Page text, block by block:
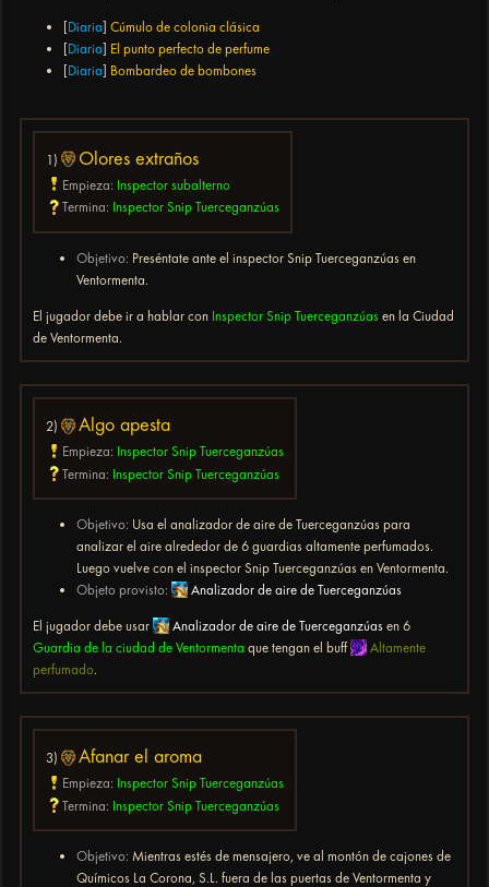
[Diaria] Cúmulo de colonia clásica
[Diaria] El punto perfecto de perfume
[Diaria] Bombardeo de bombones
1) Olores extraños
Empieza: Inspector subalterno
Termina: Inspector Snip Tuerceganzúas
Objetivo: Preséntate ante el inspector Snip Tuerceganzúas en
Ventormenta.
El jugador debe ir a hablar con Inspector Snip Tuerceganzúas en la Ciudad
de Ventormenta.
2) Algo apesta
Empieza: Inspector Snip Tuerceganzúas
Termina: Inspector Snip Tuerceganzúas
Objetivo: Usa el analizador de aire de Tuerceganzúas para
analizar el aire alrededor de 6 guardias altamente perfumados.
Luego vuelve con el inspector Snip Tuerceganzúas en Ventormenta.
Objeto provisto:
Analizador de aire de Tuerceganzúas
El jugador debe usar Analizador de aire de Tuerceganzúas en 6
Guardia de la ciudad de Ventormenta que tengan el buff
Altamente
perfumado.
3) Afanar el aroma
Empieza: Inspector Snip Tuerceganzúas
Termina: Inspector Snip Tuerceganzúas
Objetivo: Mientras estés de mensajero, ve al montón de cajones de
Químicos La Corona, S.L. fuera de las puertas de Ventormenta y